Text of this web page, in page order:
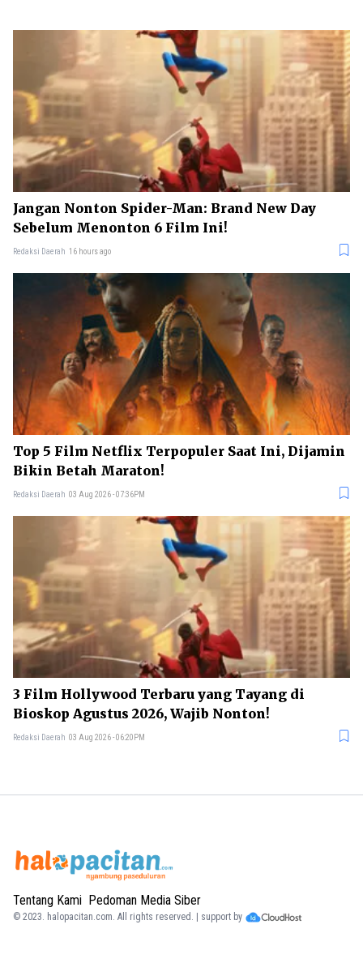
Jangan Nonton Spider-Man: Brand New Day
Sebelum Menonton 6 Film Ini!
Redaksi Daerah 16 hours ago
Top 5 Film Netflix Terpopuler Saat Ini, Dijamin
Bikin Betah Maraton!
Redaksi Daerah 03 Aug 2026 - 07:36PM
3 Film Hollywood Terbaru yang Tayang di
Bioskop Agustus 2026, Wajib Nonton!
Redaksi Daerah 03 Aug 2026 - 06:20PM
Tentang Kami Pedoman Media Siber
© 2023. halopacitan.com. All rights reserved. | support by